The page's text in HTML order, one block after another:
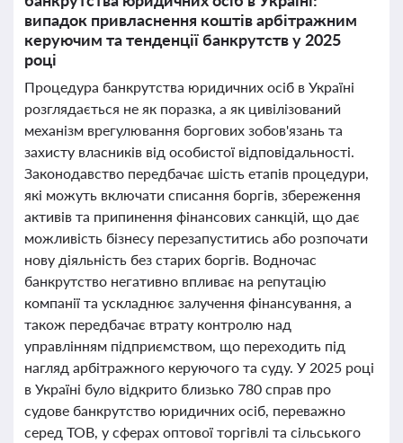
випадок привласнення коштів арбітражним
керуючим та тенденції банкрутств у 2025
році
Процедура банкрутства юридичних осіб в Україні
розглядається не як поразка, а як цивілізований
механізм врегулювання боргових зобов'язань та
захисту власників від особистої відповідальності.
Законодавство передбачає шість етапів процедури,
які можуть включати списання боргів, збереження
активів та припинення фінансових санкцій, що дає
можливість бізнесу перезапуститись або розпочати
нову діяльність без старих боргів. Водночас
банкрутство негативно впливає на репутацію
компанії та ускладнює залучення фінансування, а
також передбачає втрату контролю над
управлінням підприємством, що переходить під
нагляд арбітражного керуючого та суду. У 2025 році
в Україні було відкрито близько 780 справ про
судове банкрутство юридичних осіб, переважно
серед ТОВ, у сферах оптової торгівлі та сільського